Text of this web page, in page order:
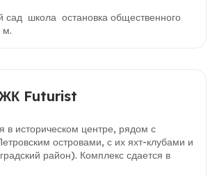
сад школа остановка общественного
м.
Futurist
в историческом центре, рядом с
островами, с их яхт-клубами и
район). Комплекс сдается в